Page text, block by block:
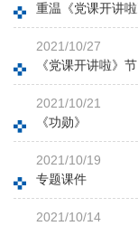
重温《党课开讲
2021/10/27
《党课开讲啦》
2021/10/21
《功勋》
2021/10/19
专题课件
2021/10/14